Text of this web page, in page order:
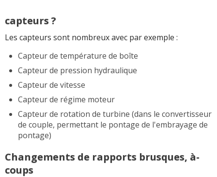
capteurs ?
Les capteurs sont nombreux avec par exemple :
Capteur de température de boîte
Capteur de pression hydraulique
Capteur de vitesse
Capteur de régime moteur
Capteur de rotation de turbine (dans le convertisseur
de couple, permettant le pontage de l'embrayage de
pontage)
Changements de rapports brusques, à-
coups